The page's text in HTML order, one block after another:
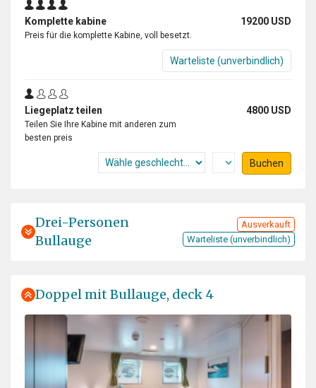
Komplette kabine 19200 USD
Preis für die komplette Kabine, voll besetzt.
Warteliste (unverbindlich)
Liegeplatz teilen 4800 USD
Teilen Sie Ihre Kabine mit anderen zum
besten preis
Buchen
Drei-Personen
Bullauge
Ausverkauft
Warteliste (unverbindlich)
Doppel mit Bullauge, deck 4